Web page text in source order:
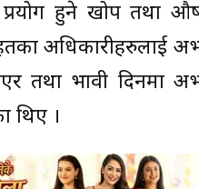
प्रयोग हुने खोप तथा
तथा भावी
थिए ।